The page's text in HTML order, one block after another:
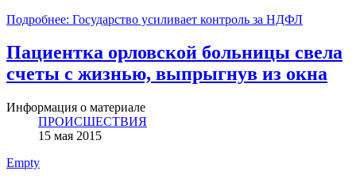
Подробнее: Государство усиливает контроль за НДФЛ
Пациентка орловской больницы свела
счеты с жизнью, выпрыгнув из окна
Информация о материале
ПРОИСШЕСТВИЯ
15 мая 2015
Empty